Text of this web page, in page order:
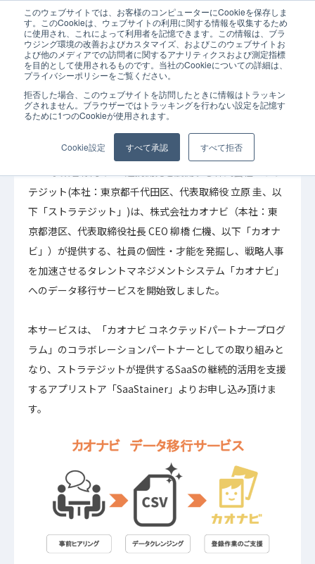
このウェブサイトでは、お客様のコンピューターにCookieを保存しま
す。このCookieは、ウェブサイトの利用に関する情報を収集するため
に使用され、これによって利用者を記憶できます。この情報は、ブラ
ウジング環境の改善およびカスタマイズ、およびこのウェブサイトお
よび他のメディアでの訪問者に関するアナリティクスおよび測定指標
を目的として使用されるものです。当社のCookieについての詳細は、
プライバシーポリシーをご覧ください。
拒否した場合、このウェブサイトを訪問したときに情報はトラッキン
グされません。ブラウザーではトラッキングを行わない設定を記憶す
るために1つのCookieが使用されます。
Cookie設定 すべて承認 すべて拒否
ホーム お知らせ SaaS 導入支援 カオナビデータ移行サービス
2021年08月10日 SaaS お知らせ 導入支援
カオナビデータ移行サービス提供開始
SaaS事業者様向けAPI連携開発を展開する株式会社ストラ
テジット(本社：東京都千代田区、代表取締役 立原 圭、以
下「ストラテジット」)は、株式会社カオナビ（本社：東
京都港区、代表取締役社長 CEO 柳橋 仁機、以下「カオナ
ビ」）が提供する、社員の個性・才能を発掘し、戦略人事
を加速させるタレントマネジメントシステム「カオナビ」
へのデータ移行サービスを開始致しました。
本サービスは、「カオナビ コネクテッドパートナープログ
ラム」のコラボレーションパートナーとしての取り組みと
なり、ストラテジットが提供するSaaSの継続的活用を支援
するアプリストア「SaaStainer」よりお申し込み頂けま
す。